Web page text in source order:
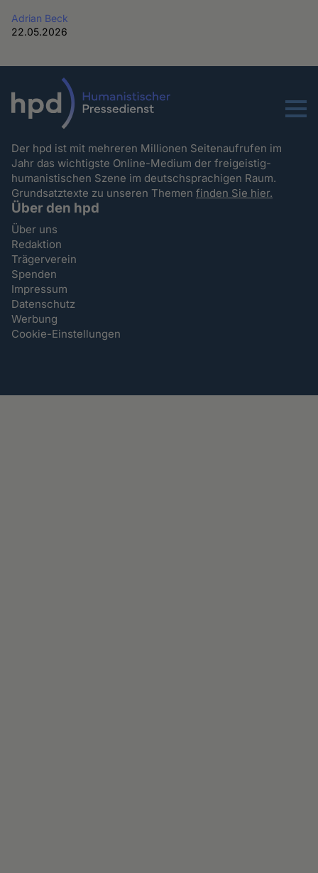
Adrian Beck
22.05.2026
Menu
Der hpd ist mit mehreren Millionen Seitenaufrufen im
Jahr das wichtigste Online-Medium der freigeistig-
humanistischen Szene im deutschsprachigen Raum.
Grundsatztexte zu unseren Themenfinden Sie hier.
Über den hpd
Über uns
Redaktion
Trägerverein
Spenden
Impressum
Datenschutz
Werbung
Cookie-Einstellungen